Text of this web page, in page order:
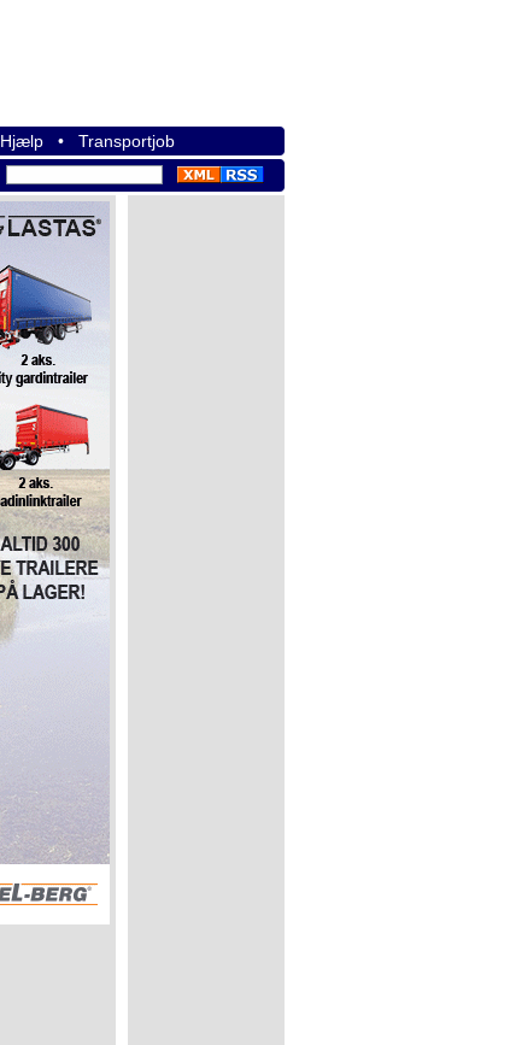
Hjælp • Transportjob